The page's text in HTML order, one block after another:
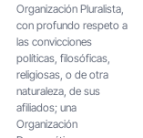
Organización Pluralista,
con profundo respeto a
las convicciones
políticas, filosóficas,
religiosas, o de otra
naturaleza, de sus
afiliados; una
Organización